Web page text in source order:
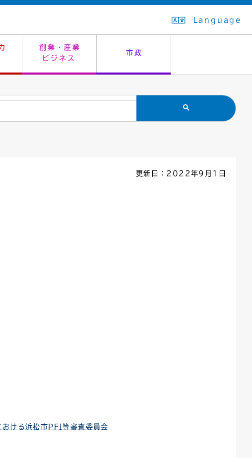
Language
創業・産業
ビジネス
市政
生活排水
市民安全
教育委員会
入学式・卒業式
救急・夜間診療
感染症
施設予約（まつぼっくり）
はたちの集い
指定管理者制度
公共事業の技術監理
議会
オープンデータ
更新日：2022年9月1日
ける浜松市PFI等審査委員会